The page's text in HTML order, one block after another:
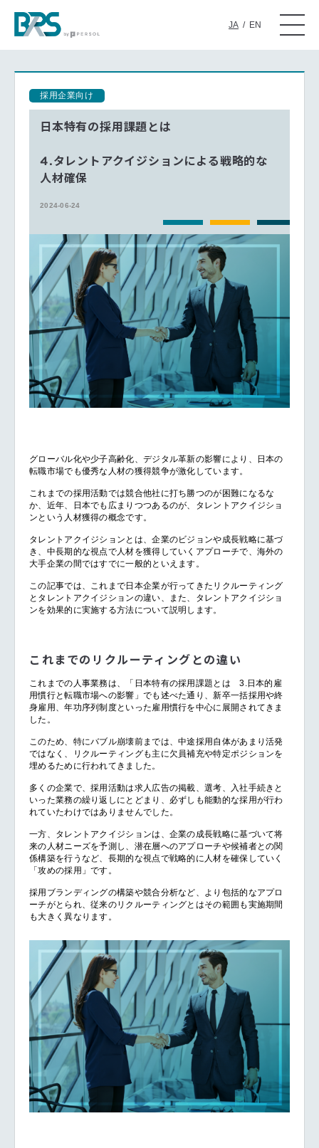
JA / EN
採用企業向け
日本特有の採用課題とは
4.タレントアクイジションによる戦略的な
人材確保
2024-06-24
グローバル化や少子高齢化、デジタル革新の影響により、日本の
転職市場でも優秀な人材の獲得競争が激化しています。
これまでの採用活動では競合他社に打ち勝つのが困難になるな
か、近年、日本でも広まりつつあるのが、タレントアクイジショ
ンという人材獲得の概念です。
タレントアクイジションとは、企業のビジョンや成長戦略に基づ
き、中長期的な視点で人材を獲得していくアプローチで、海外の
大手企業の間ではすでに一般的といえます。
この記事では、これまで日本企業が行ってきたリクルーティング
とタレントアクイジションの違い、また、タレントアクイジショ
ンを効果的に実施する方法について説明します。
これまでのリクルーティングとの違い
これまでの人事業務は、「日本特有の採用課題とは 3.日本的雇
用慣行と転職市場への影響」でも述べた通り、新卒一括採用や終
身雇用、年功序列制度といった雇用慣行を中心に展開されてきま
した。
このため、特にバブル崩壊前までは、中途採用自体があまり活発
ではなく、リクルーティングも主に欠員補充や特定ポジションを
埋めるために行われてきました。
多くの企業で、採用活動は求人広告の掲載、選考、入社手続きと
いった業務の繰り返しにとどまり、必ずしも能動的な採用が行わ
れていたわけではありませんでした。
一方、タレントアクイジションは、企業の成長戦略に基づいて将
来の人材ニーズを予測し、潜在層へのアプローチや候補者との関
係構築を行うなど、長期的な視点で戦略的に人材を確保していく
「攻めの採用」です。
採用ブランディングの構築や競合分析など、より包括的なアプロ
ーチがとられ、従来のリクルーティングとはその範囲も実施期間
も大きく異なります。